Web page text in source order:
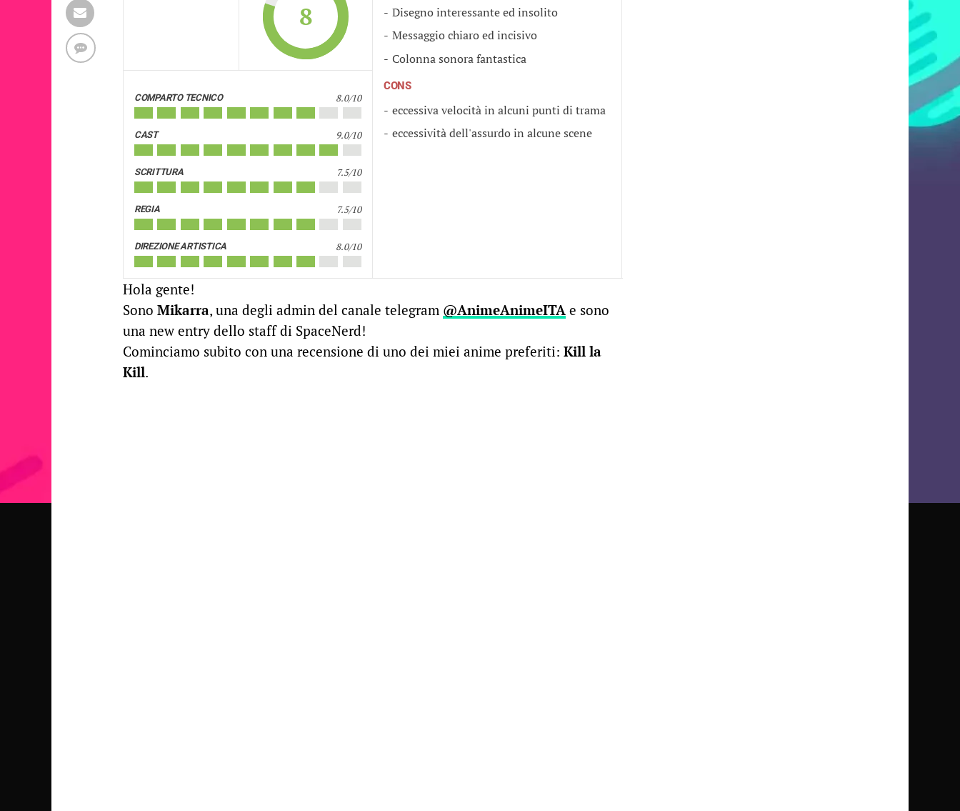
8
COMPARTO TECNICO 8.0/10
CAST 9.0/10
SCRITTURA 7.5/10
REGIA 7.5/10
DIREZIONE ARTISTICA 8.0/10
Disegno interessante ed insolito
Messaggio chiaro ed incisivo
Colonna sonora fantastica
CONS
eccessiva velocità in alcuni punti di trama
eccessività dell'assurdo in alcune scene
Hola gente!
Sono Mikarra, una degli admin del canale telegram @AnimeAnimeITA e sono
una new entry dello staff di SpaceNerd!
Cominciamo subito con una recensione di uno dei miei anime preferiti: Kill la
Kill.